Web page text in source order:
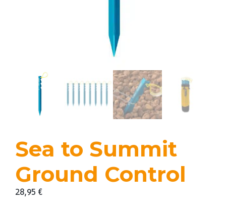
Sea to Summit
Ground Control
28,95 €